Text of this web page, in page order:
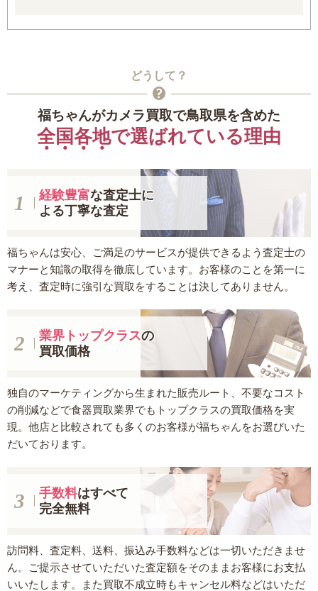
どうして？
福ちゃんがカメラ買取で鳥取県を含めた
全国各地で選ばれている理由
経験豊富な査定士に
よる丁寧な査定
福ちゃんは安心、ご満足のサービスが提供できるよう査定士の
マナーと知識の取得を徹底しています。お客様のことを第一に
考え、査定時に強引な買取をすることは決してありません。
業界トップクラスの
買取価格
独自のマーケティングから生まれた販売ルート、不要なコスト
の削減などで食器買取業界でもトップクラスの買取価格を実
現。他店と比較されても多くのお客様が福ちゃんをお選びいた
だいております。
手数料はすべて
完全無料
訪問料、査定料、送料、振込み手数料などは一切いただきませ
ん。ご提示させていただいた査定額をそのままお客様にお支払
いいたします。また買取不成立時もキャンセル料などはいただ